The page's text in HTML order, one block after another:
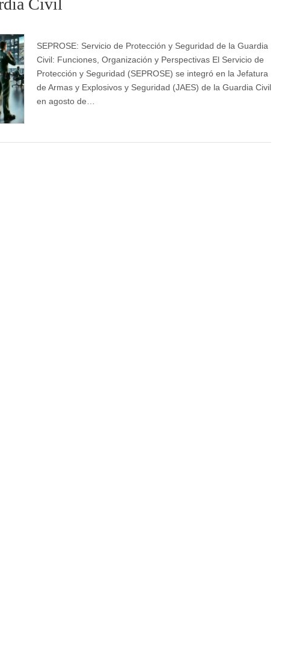
Civil
SEPROSE: Servicio de Protección y Seguridad de la Guardia
Civil: Funciones, Organización y Perspectivas El Servicio de
Protección y Seguridad (SEPROSE) se integró en la Jefatura
de Armas y Explosivos y Seguridad (JAES) de la Guardia Civil
en agosto de…